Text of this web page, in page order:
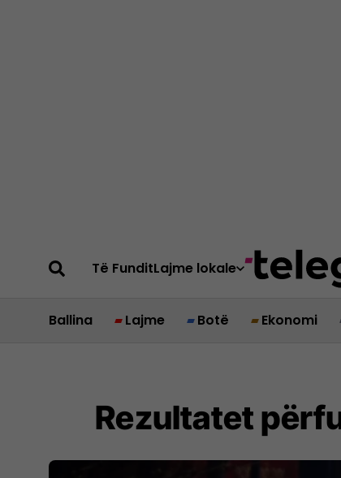
Të FunditLajme lokale
Ballina Lajme Botë Ekonomi
Rezultatet